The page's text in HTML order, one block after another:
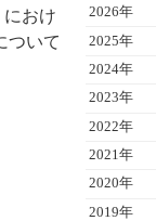
におけ
ついて
2026年
2025年
2024年
2023年
2022年
2021年
2020年
2019年